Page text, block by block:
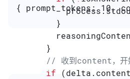
          process
.
        }
      }
// 收到content，开
      if
(delta . content
{ prompt_tokens: 10,